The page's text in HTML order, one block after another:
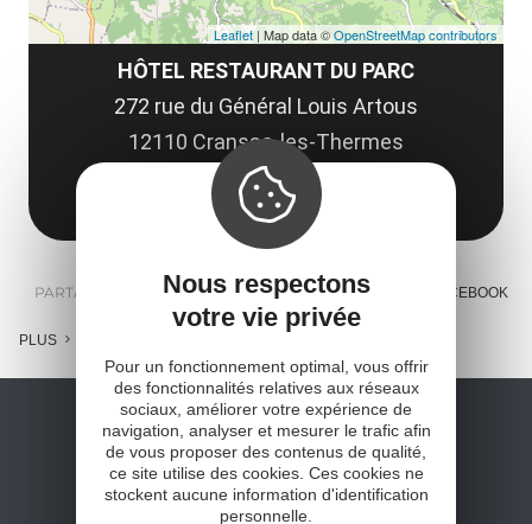
HÔTEL RESTAURANT DU PARC
272 rue du Général Louis Artous
12110 Cransac-les-Thermes
Obtenir l'itinéraire
Leaflet| Map data ©OpenStreetMap contributors
PARTAGER : E-MAIL MESSENGER FACEBOOK
PLUS
Nous respectons
votre vie privée
Pour un fonctionnement optimal, vous offrir
des fonctionnalités relatives aux réseaux
sociaux, améliorer votre expérience de
navigation, analyser et mesurer le trafic afin
de vous proposer des contenus de qualité,
ce site utilise des cookies. Ces cookies ne
stockent aucune information d'identification
personnelle.